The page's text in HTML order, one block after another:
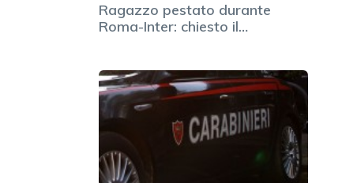
Ragazzo pestato durante
Roma-Inter: chiesto il…